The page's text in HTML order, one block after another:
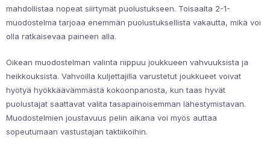
mahdollistaa nopeat siirtymät puolustukseen. Toisaalta 2-1-
muodostelma tarjoaa enemmän puolustuksellista vakautta, mikä voi
olla ratkaisevaa paineen alla.
Oikean muodostelman valinta riippuu joukkueen vahvuuksista ja
heikkouksista. Vahvoilla kuljettajilla varustetut joukkueet voivat
hyötyä hyökkäävämmästä kokoonpanosta, kun taas hyvät
puolustajat saattavat valita tasapainoisemman lähestymistavan.
Muodostelmien joustavuus pelin aikana voi myös auttaa
sopeutumaan vastustajan taktiikoihin.